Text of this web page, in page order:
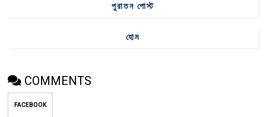
পুরাতন পোস্ট
হোম
COMMENTS
FACEBOOK